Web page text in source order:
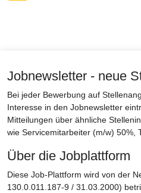
Jobnewsletter - neue
Bei jeder Bewerbung auf
Interesse in den Jobnewsletter
Mitteilungen über ähnliche
wie Servicemitarbeiter (m/w) 50%,
Über die Jobplattform
Diese Job-Plattform wird von der
130.0.011.187-9 / 31.03.2000)